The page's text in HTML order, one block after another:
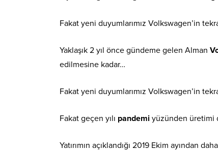
Fakat yeni duyumlarımız Volkswagen’in
Yaklaşık 2 yıl önce gündeme gelen Alman
edilmesine kadar…
Fakat yeni duyumlarımız Volkswagen’in
Fakat geçen yılı pandemi yüzünden üretimi
Yatırımın açıklandığı 2019 Ekim ayından